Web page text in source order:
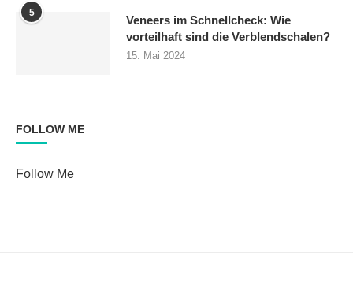
5
Veneers im Schnellcheck: Wie
vorteilhaft sind die Verblendschalen?
15. Mai 2024
FOLLOW ME
Follow Me